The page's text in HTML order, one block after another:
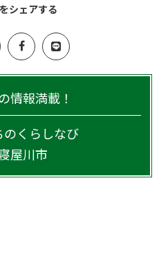
シェアする
情報満載！
のくらしなび
屋川市